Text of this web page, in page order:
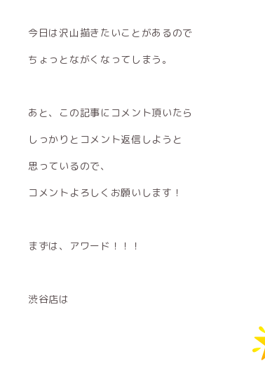
今日は沢山描きたいことがあるので
ちょっとながくなってしまう。
あと、この記事にコメント頂いたら
しっかりとコメント返信しようと
思っているので、
コメントよろしくお願いします！
まずは、アワード！！！
渋谷店は